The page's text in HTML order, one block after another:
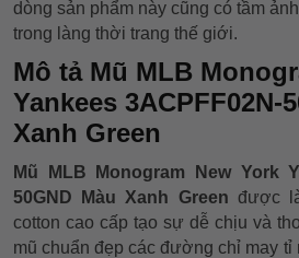
dòng sản phẩm này cũng có tầm
trong làng thời trang thế giới.
Mô tả Mũ MLB
Yankees 3ACPFF02N-
Xanh Green
Mũ MLB Monogram New York
50GND Màu Xanh Green được
cotton cao cấp tạo sự dễ chịu và
mũ chuẩn đẹp các đường chỉ may tỉ